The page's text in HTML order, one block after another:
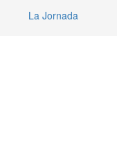
La Jornada